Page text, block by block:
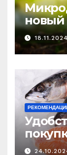
новый
18.11.2024
рыбы